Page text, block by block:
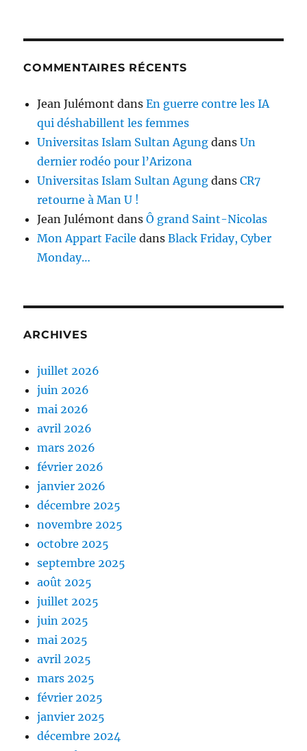
COMMENTAIRES RÉCENTS
Jean Julémont dansEn guerre contre les IA
qui déshabillent les femmes
Universitas Islam Sultan Agung dansUn
dernier rodéo pour l’Arizona
Universitas Islam Sultan Agung dansCR7
retourne à Man U !
Jean Julémont dansÔ grand Saint-Nicolas
Mon Appart Facile dansBlack Friday, Cyber
Monday…
ARCHIVES
juillet 2026
juin 2026
mai 2026
avril 2026
mars 2026
février 2026
janvier 2026
décembre 2025
novembre 2025
octobre 2025
septembre 2025
août 2025
juillet 2025
juin 2025
mai 2025
avril 2025
mars 2025
février 2025
janvier 2025
décembre 2024